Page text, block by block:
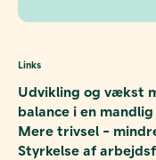
Links
Udvikling og vækst
balance i en
Mere trivsel -
Styrkelse af